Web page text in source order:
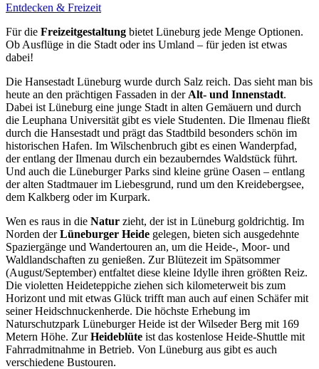
Entdecken & Freizeit
Für die Freizeitgestaltung bietet Lüneburg jede Menge Optionen.
Ob Ausflüge in die Stadt oder ins Umland – für jeden ist etwas
dabei!
Die Hansestadt Lüneburg wurde durch Salz reich. Das sieht man bis
heute an den prächtigen Fassaden in der Alt- und Innenstadt.
Dabei ist Lüneburg eine junge Stadt in alten Gemäuern und durch
die Leuphana Universität gibt es viele Studenten. Die Ilmenau fließt
durch die Hansestadt und prägt das Stadtbild besonders schön im
historischen Hafen. Im Wilschenbruch gibt es einen Wanderpfad,
der entlang der Ilmenau durch ein bezauberndes Waldstück führt.
Und auch die Lüneburger Parks sind kleine grüne Oasen – entlang
der alten Stadtmauer im Liebesgrund, rund um den Kreidebergsee,
dem Kalkberg oder im Kurpark.
Wen es raus in die Natur zieht, der ist in Lüneburg goldrichtig. Im
Norden derLüneburger Heide gelegen, bieten sich ausgedehnte
Spaziergänge und Wandertouren an, um die Heide-, Moor- und
Waldlandschaften zu genießen. Zur Blütezeit im Spätsommer
(August/September) entfaltet diese kleine Idylle ihren größten Reiz.
Die violetten Heideteppiche ziehen sich kilometerweit bis zum
Horizont und mit etwas Glück trifft man auch auf einen Schäfer mit
seiner Heidschnuckenherde. Die höchste Erhebung im
Naturschutzpark Lüneburger Heide ist der Wilseder Berg mit 169
Metern Höhe. ZurHeideblüte ist das kostenlose Heide-Shuttle mit
Fahrradmitnahme in Betrieb. Von Lüneburg aus gibt es auch
verschiedene Bustouren.